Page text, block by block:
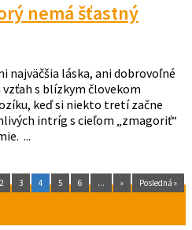
nemá šťastný
najväčšia láska, ani dobrovoľné
s blízkym človekom
keď si niekto tretí začne
intríg s cieľom „zmagoriť“
...
2 3 4 5 6 ... » Posledná »